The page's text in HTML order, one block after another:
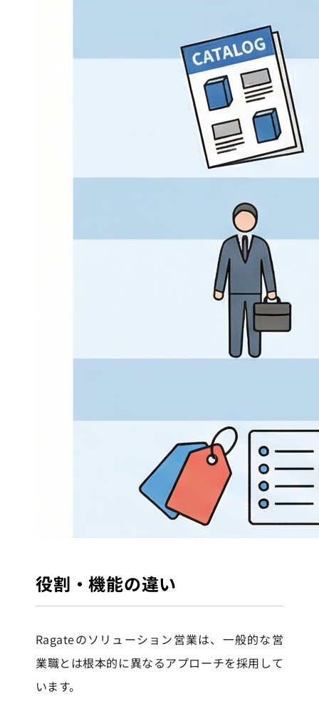
役割・機能の違い
Ragateのソリューション営業は、一般的な営
業職とは根本的に異なるアプローチを採用して
います。